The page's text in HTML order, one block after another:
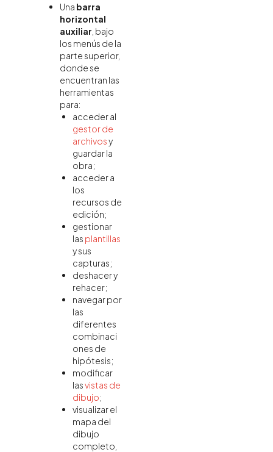
Una barra
horizontal
auxiliar , bajo
los menús de la
parte superior,
donde se
encuentran las
herramientas
para:
acceder al
gestor de
archivosy
guardar la
obra;
acceder a
los
recursos de
edición;
gestionar
las plantillas
y sus
capturas;
deshacer y
rehacer;
navegar por
las
diferentes
combinaci
ones de
hipótesis;
modificar
lasvistas de
dibujo;
visualizar el
mapa del
dibujo
completo,